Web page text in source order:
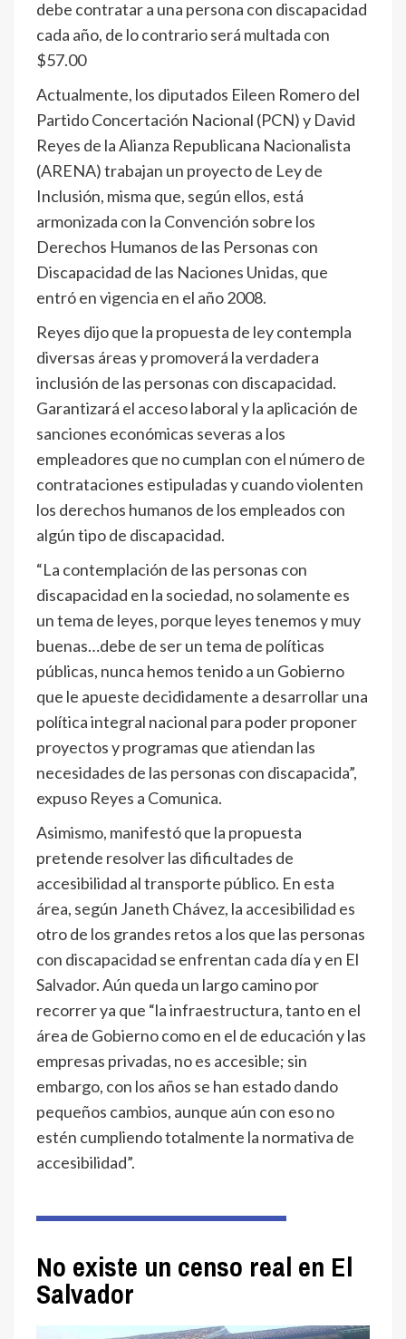
debe contratar a una persona con discapacidad
cada año, de lo contrario será multada con
$57.00
Actualmente, los diputados Eileen Romero del
Partido Concertación Nacional (PCN) y David
Reyes de la Alianza Republicana Nacionalista
(ARENA) trabajan un proyecto de Ley de
Inclusión, misma que, según ellos, está
armonizada con la Convención sobre los
Derechos Humanos de las Personas con
Discapacidad de las Naciones Unidas, que
entró en vigencia en el año 2008.
Reyes dijo que la propuesta de ley contempla
diversas áreas y promoverá la verdadera
inclusión de las personas con discapacidad.
Garantizará el acceso laboral y la aplicación de
sanciones económicas severas a los
empleadores que no cumplan con el número de
contrataciones estipuladas y cuando violenten
los derechos humanos de los empleados con
algún tipo de discapacidad.
“La contemplación de las personas con
discapacidad en la sociedad, no solamente es
un tema de leyes, porque leyes tenemos y muy
buenas…debe de ser un tema de políticas
públicas, nunca hemos tenido a un Gobierno
que le apueste decididamente a desarrollar una
política integral nacional para poder proponer
proyectos y programas que atiendan las
necesidades de las personas con discapacida”,
expuso Reyes a Comunica.
Asimismo, manifestó que la propuesta
pretende resolver las dificultades de
accesibilidad al transporte público. En esta
área, según Janeth Chávez, la accesibilidad es
otro de los grandes retos a los que las personas
con discapacidad se enfrentan cada día y en El
Salvador. Aún queda un largo camino por
recorrer ya que “la infraestructura, tanto en el
área de Gobierno como en el de educación y las
empresas privadas, no es accesible; sin
embargo, con los años se han estado dando
pequeños cambios, aunque aún con eso no
estén cumpliendo totalmente la normativa de
accesibilidad”.
No existe un censo real en El
Salvador